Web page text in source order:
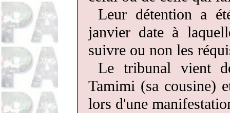
Leur détention a
janvier date à
suivre ou non les
Le tribunal vient
Tamimi (sa cousine)
lors d'une